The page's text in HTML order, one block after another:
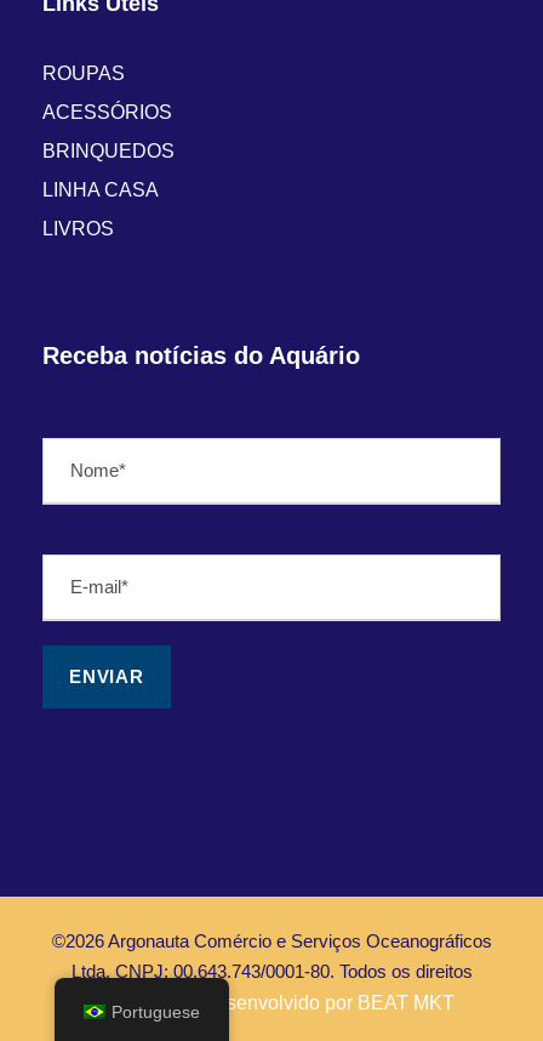
ROUPAS
ACESSÓRIOS
BRINQUEDOS
LINHA CASA
LIVROS
Receba notícias do Aquário
©2026 Argonauta Comércio e Serviços Oceanográficos
Ltda. CNPJ: 00.643.743/0001-80. Todos os direitos
Reservados |
Desenvolvido por BEAT MKT
Portuguese